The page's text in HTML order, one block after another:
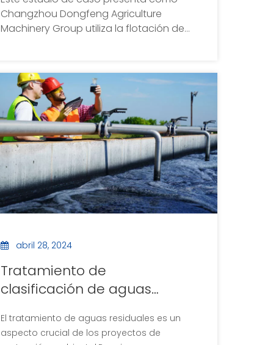
maquinaria agrícola de
Changzhou Dongfeng
Changzhou Dongfeng Agriculture
Machinery Group utiliza la flotación de
residuales aceitosas, como fluidos de
mecanizado y corte.Después del
tratamiento, la tasa de eliminación de
aceite, grasa, sólidos suspendidos, etc.,
en el agua cruda es superior al 90%, lo
que reduce significativamente la carga
de procesamiento final.
abril 28, 2024
Tratamiento de
clasificación de aguas
El tratamiento de aguas residuales es un
aspecto crucial de los proyectos de